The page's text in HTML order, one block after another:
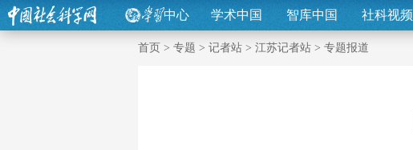
中心 学术中国 智库中国 社科视频
首页 > 专题 > 记者站 > 江苏记者站 > 专题报道